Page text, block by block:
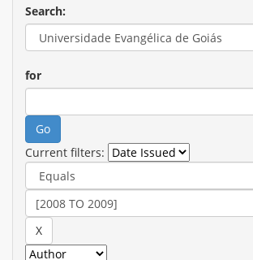
Search:
for
Current filters: